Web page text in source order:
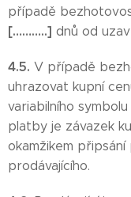
případě
[………..] dnů od
4.5. V případě
uhrazovat kupní
variabilního
platby je závazek
okamžikem
prodávajícího.